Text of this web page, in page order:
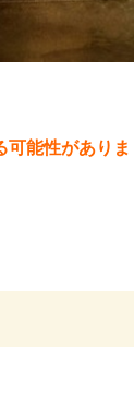
可能性がありま